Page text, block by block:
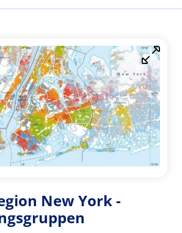
New York -